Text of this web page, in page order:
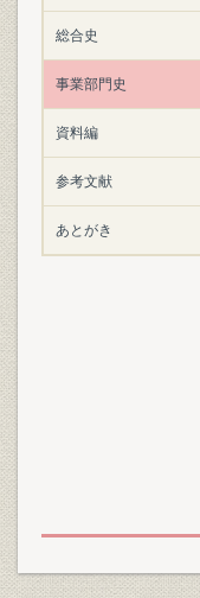
総合史
事業部門史
資料編
参考文献
あとがき